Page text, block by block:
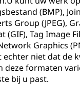
(BMP),
Group (JPEG),
(GIF), Tag Image
Graphics
echter niet dat de
deze formaten
bij u past.